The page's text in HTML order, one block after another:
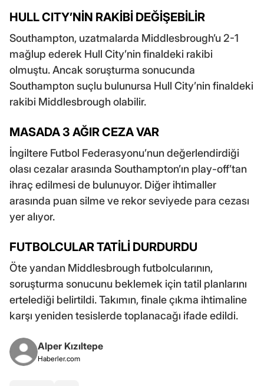
HULL CITY’NİN RAKİBİ DEĞİŞEBİLİR
Southampton, uzatmalarda Middlesbrough’u 2-1
mağlup ederek Hull City’nin finaldeki rakibi
olmuştu. Ancak soruşturma sonucunda
Southampton suçlu bulunursa Hull City’nin finaldeki
rakibi Middlesbrough olabilir.
MASADA 3 AĞIR CEZA VAR
İngiltere Futbol Federasyonu’nun değerlendirdiği
olası cezalar arasında Southampton’ın play-off’tan
ihraç edilmesi de bulunuyor. Diğer ihtimaller
arasında puan silme ve rekor seviyede para cezası
yer alıyor.
FUTBOLCULAR TATİLİ DURDURDU
Öte yandan Middlesbrough futbolcularının,
soruşturma sonucunu beklemek için tatil planlarını
ertelediği belirtildi. Takımın, finale çıkma ihtimaline
karşı yeniden tesislerde toplanacağı ifade edildi.
Alper Kızıltepe
Haberler.com